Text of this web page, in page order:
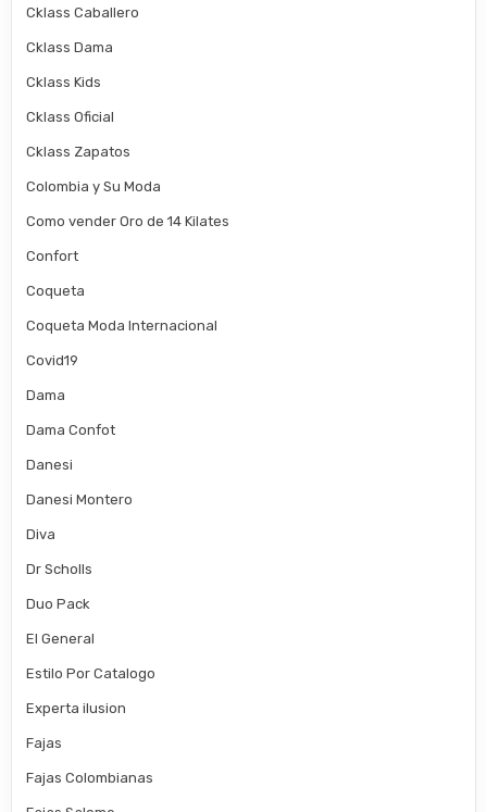
Cklass Caballero
Cklass Dama
Cklass Kids
Cklass Oficial
Cklass Zapatos
Colombia y Su Moda
Como vender Oro de 14 Kilates
Confort
Coqueta
Coqueta Moda Internacional
Covid19
Dama
Dama Confot
Danesi
Danesi Montero
Diva
Dr Scholls
Duo Pack
El General
Estilo Por Catalogo
Experta ilusion
Fajas
Fajas Colombianas